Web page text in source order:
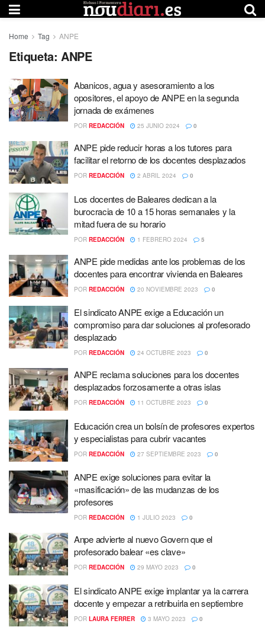
Home Tag ANPE
Etiqueta: ANPE
Abanicos, agua y asesoramiento a los
opositores, el apoyo de ANPE en la segunda
jornada de exámenes
POR REDACCIÓN 25 JUNIO 2024 0
ANPE pide reducir horas a los tutores para
facilitar el retorno de los docentes desplazados
POR REDACCIÓN 2 ABRIL 2024 0
Los docentes de Baleares dedican a la
burocracia de 10 a 15 horas semanales y la
mitad fuera de su horario
POR REDACCIÓN 1 FEBRERO 2024 5
ANPE pide medidas ante los problemas de los
docentes para encontrar vivienda en Baleares
POR REDACCIÓN 20 NOVIEMBRE 2023 0
El sindicato ANPE exige a Educación un
compromiso para dar soluciones al profesorado
desplazado
POR REDACCIÓN 24 OCTUBRE 2023 0
ANPE reclama soluciones para los docentes
desplazados forzosamente a otras islas
POR REDACCIÓN 11 OCTUBRE 2023 0
Educación crea un bolsín de profesores expertos
y especialistas para cubrir vacantes
POR REDACCIÓN 27 SEPTIEMBRE 2023 0
ANPE exige soluciones para evitar la
«masificación» de las mudanzas de los
profesores
POR REDACCIÓN 1 JULIO 2023 0
Anpe advierte al nuevo Govern que el
profesorado balear «es clave»
POR REDACCIÓN 29 MAYO 2023 0
El sindicato ANPE exige implantar ya la carrera
docente y empezar a retribuirla en septiembre
POR LAURA FERRER 3 MAYO 2023 0